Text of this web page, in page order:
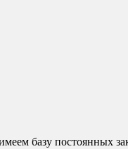
базу постоянных